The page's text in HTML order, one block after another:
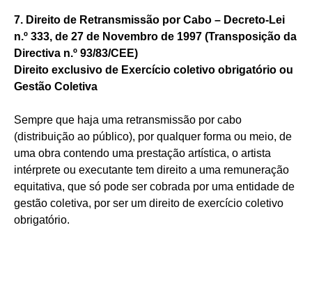
7. Direito de Retransmissão por Cabo – Decreto-Lei
n.º 333, de 27 de Novembro de 1997 (Transposição da
Directiva n.º 93/83/CEE)
Direito exclusivo de Exercício coletivo obrigatório ou
Gestão Coletiva
Sempre que haja uma retransmissão por cabo
(distribuição ao público), por qualquer forma ou meio, de
uma obra contendo uma prestação artística, o artista
intérprete ou executante tem direito a uma remuneração
equitativa, que só pode ser cobrada por uma entidade de
gestão coletiva, por ser um direito de exercício coletivo
obrigatório.